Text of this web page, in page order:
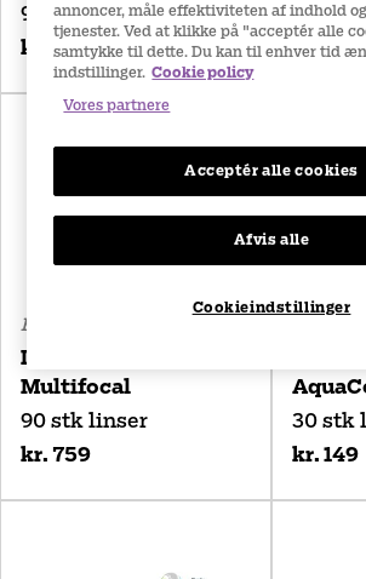
90 stk/pakke
kr. 290
90 stk
kr. 478
Endagslinser
DAILIES Total 1
Multifocal
90 stk linser
kr. 759
30 stk
kr. 149
annoncer, måle effektiviteten af indhold
tjenester. Ved at klikke på "acceptér alle
samtykke til dette. Du kan til enhver tid
indstillinger. Cookie policy
Vores partnere
Cookieindstillinger
Afvis alle
Acceptér alle cookies